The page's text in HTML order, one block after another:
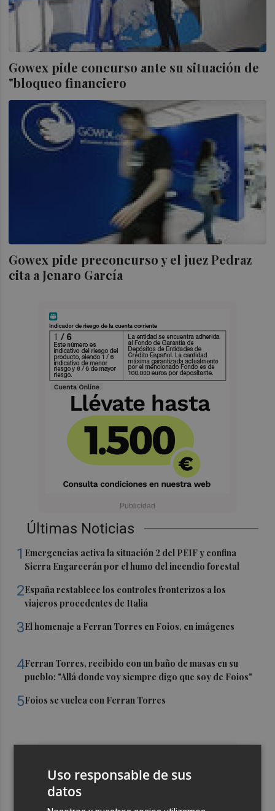
Gowex pide concurso ante su situación de
"bloqueo financiero
Gowex pide preconcurso y el juez Pedraz
cita a Jenaro García
Últimas Noticias
1 Emergencias activa la situación 2 del PEIF y confina
Sierra Engarcerán por el humo del incendio forestal
2España restablece los controles fronterizos a los
viajeros procedentes de Italia
3El homenaje a Ferran Torres en Foios, en imágenes
4Ferran Torres, recibido con un baño de masas en su
pueblo: "Allá donde voy siempre digo que soy de Foios"
5Foios se vuelca con Ferran Torres
Uso responsable de sus
datos